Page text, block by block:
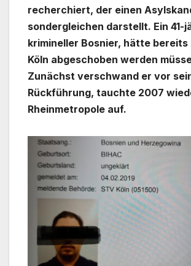
recherchiert, der einen
sondergleichen darstellt. Ein 41-
krimineller Bosnier, hätte bereits
Köln abgeschoben werden
Zunächst verschwand er vor
Rückführung, tauchte 2007
Rheinmetropole auf.